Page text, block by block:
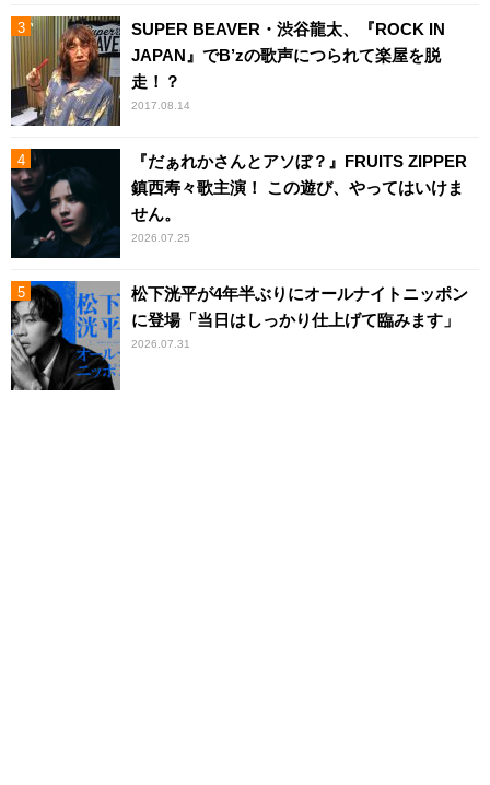
SUPER BEAVER・渋谷龍太、『ROCK IN
JAPAN』でB’zの歌声につられて楽屋を脱
走！？
2017.08.14
『だぁれかさんとアソぼ？』FRUITS ZIPPER
鎮西寿々歌主演！ この遊び、やってはいけま
せん。
2026.07.25
松下洸平が4年半ぶりにオールナイトニッポン
に登場「当日はしっかり仕上げて臨みます」
2026.07.31